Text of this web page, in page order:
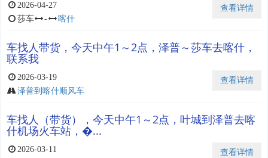
查看详情
2026-04-27
莎车
- 喀什
车找人带货，今天中午1～2点，泽普～莎车去喀什，
联系我
查看详情
2026-03-19
泽普到喀什顺风车
车找人（带货），今天中午1～2点，叶城到泽普去喀
什机场火车站，�...
查看详情
2026-03-11